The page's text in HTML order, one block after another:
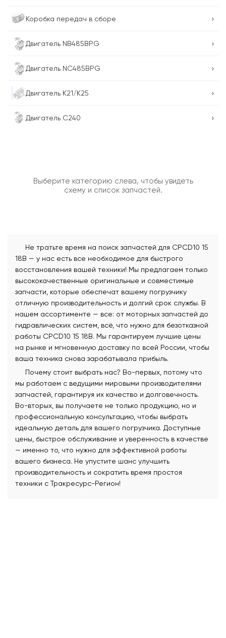
Коробка передач в сборе ›
Двигатель NB485BPG ›
Двигатель NC485BPG ›
Двигатель K21/K25 ›
Двигатель C240 ›
Выберите категорию слева, чтобы увидеть
схему и список запчастей.
Не тратьте время на поиск запчастей для CPCD10 15
18B — у нас есть все необходимое для быстрого
восстановления вашей техники! Мы предлагаем только
высококачественные оригинальные и совместимые
запчасти, которые обеспечат вашему погрузчику
отличную производительность и долгий срок службы. В
нашем ассортименте — все: от моторных запчастей до
гидравлических систем, всё, что нужно для безотказной
работы CPCD10 15 18B. Мы гарантируем лучшие цены
на рынке и мгновенную доставку по всей России, чтобы
ваша техника снова зарабатывала прибыль.
Почему стоит выбрать нас? Во-первых, потому что
мы работаем с ведущими мировыми производителями
запчастей, гарантируя их качество и долговечность.
Во-вторых, вы получаете не только продукцию, но и
профессиональную консультацию, чтобы выбрать
идеальную деталь для вашего погрузчика. Доступные
цены, быстрое обслуживание и уверенность в качестве
— именно то, что нужно для эффективной работы
вашего бизнеса. Не упустите шанс улучшить
производительность и сократить время простоя
техники с Тракресурс-Регион!